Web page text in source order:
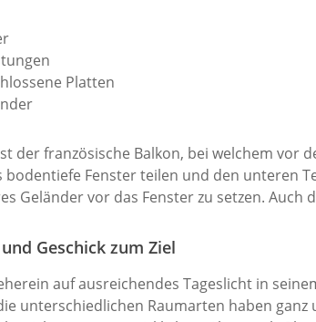
Platten
der französische Balkon, bei welchem
bodentiefe Fenster teilen und den unteren
Geländer vor das Fenster zu setzen.
Geschick zum Ziel
auf ausreichendes Tageslicht in
unterschiedlichen Raumarten haben